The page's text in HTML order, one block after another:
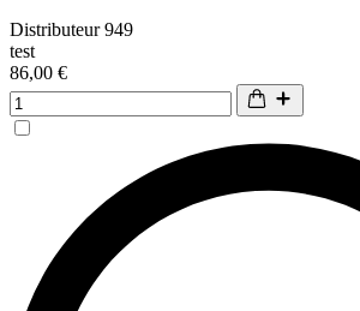
Distributeur 949
test
86,00 €